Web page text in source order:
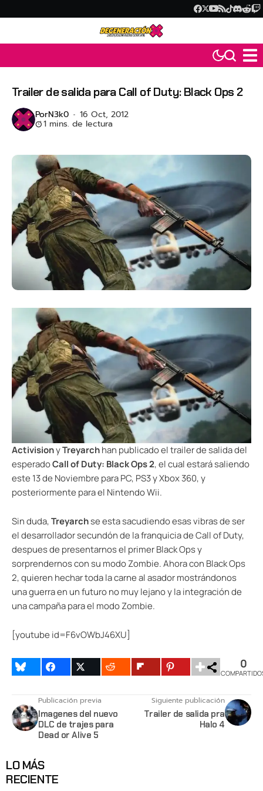
Trailer de salida para Call of Duty: Black Ops 2
PorN3k0 16 Oct, 2012
1 mins. de lectura
ActivisionyTreyarchhan publicado el trailer de salida del
esperadoCall of Duty: Black Ops 2, el cual estará saliendo
este 13 de Noviembre para PC, PS3 y Xbox 360, y
posteriormente para el Nintendo Wii.
Sin duda,Treyarchse esta sacudiendo esas vibras de ser
el desarrollador secundón de la franquicia de Call of Duty,
despues de presentarnos el primer Black Ops y
sorprendernos con su modo Zombie. Ahora con Black Ops
2, quieren hechar toda la carne al asador mostrándonos
una guerra en un futuro no muy lejano y la integración de
una campaña para el modo Zombie.
[youtube id=F6vOWbJ46XU]
0
Publicación previa
Imagenes del nuevo
DLC de trajes para
Dead or Alive 5
Siguiente publicación
Trailer de salida pra
Halo 4
LO MÁS
RECIENTE